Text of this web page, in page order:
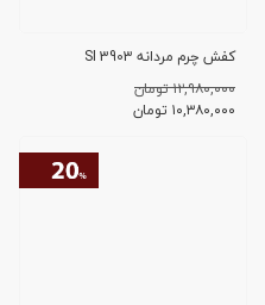
کفش چرم مردانه SI 3903
۱۲,۹۸۰,۰۰۰ تومان
۱۰,۳۸۰,۰۰۰ تومان